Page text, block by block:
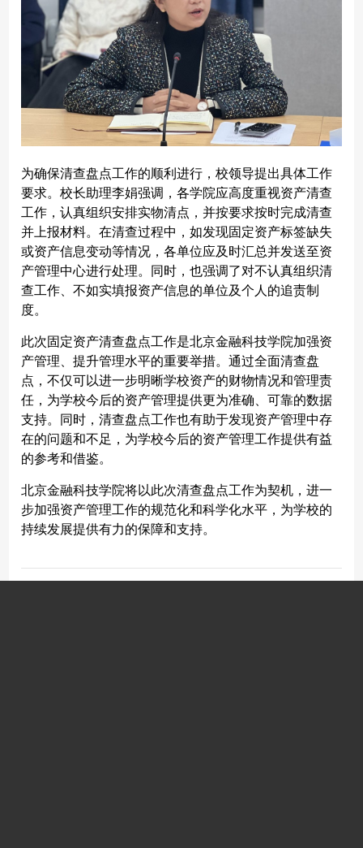
为确保清查盘点工作的顺利进行，校领导提出具体工作
要求。校长助理李娟强调，各学院应高度重视资产清查
工作，认真组织安排实物清点，并按要求按时完成清查
并上报材料。在清查过程中，如发现固定资产标签缺失
或资产信息变动等情况，各单位应及时汇总并发送至资
产管理中心进行处理。同时，也强调了对不认真组织清
查工作、不如实填报资产信息的单位及个人的追责制
度。
此次固定资产清查盘点工作是北京金融科技学院加强资
产管理、提升管理水平的重要举措。通过全面清查盘
点，不仅可以进一步明晰学校资产的财物情况和管理责
任，为学校今后的资产管理提供更为准确、可靠的数据
支持。同时，清查盘点工作也有助于发现资产管理中存
在的问题和不足，为学校今后的资产管理工作提供有益
的参考和借鉴。
北京金融科技学院将以此次清查盘点工作为契机，进一
步加强资产管理工作的规范化和科学化水平，为学校的
持续发展提供有力的保障和支持。